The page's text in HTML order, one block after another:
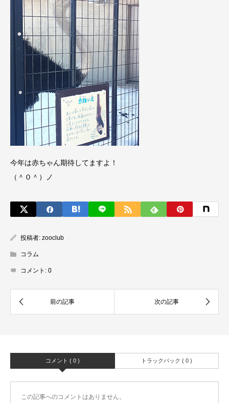
今年は赤ちゃん期待してますよ！
（＾０＾）ノ
投稿者: zooclub
コラム
コメント: 0
コメント ( 0 ) トラックバック ( 0 )
この記事へのコメントはありません。